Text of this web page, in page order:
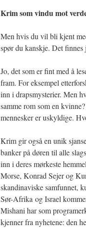
Krim som vindu mot
Men hvis du vil bli kjent
spør du kanskje. Det
Jo, det som er fint med å
fram. For eksempel
inn i drapsmysterier. Men
samme rom som en
mennesker er uskyldige.
Krim gir også en unik
banker på døren til alle
inn i deres mørkeste
Morse, Konrad Sejer og
skandinaviske samfunnet,
Sør-Afrika og Israel
Mishani har som
kjenner fra nyhetene: den